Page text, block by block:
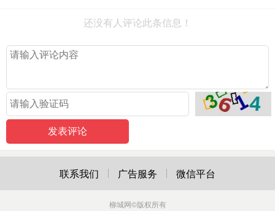
还没有人评论此条信息！
联系我们 广告服务 微信平台
柳城网©版权所有